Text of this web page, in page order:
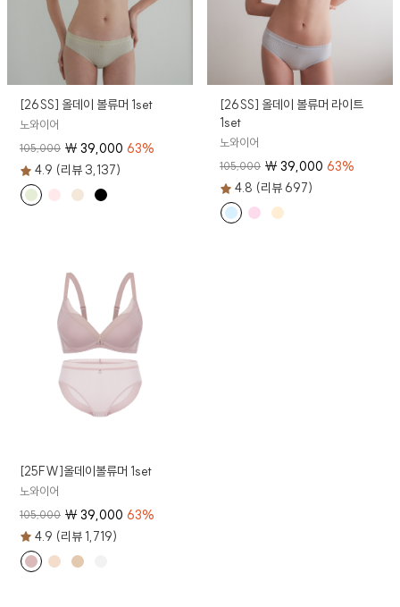
[26SS] 올데이 볼류머 1set
노와이어
105,000 ₩39,000 63%
4.9 (리뷰 3,137)
[26SS] 올데이 볼류머 라이트
1set
노와이어
105,000 ₩39,000 63%
4.8 (리뷰 697)
[25FW]올데이볼류머 1set
노와이어
105,000 ₩39,000 63%
4.9 (리뷰 1,719)